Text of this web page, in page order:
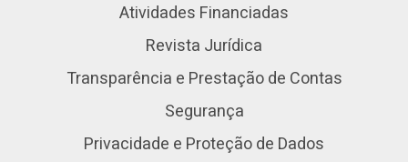
Atividades Financiadas
Revista Jurídica
Transparência e Prestação de Contas
Segurança
Privacidade e Proteção de Dados